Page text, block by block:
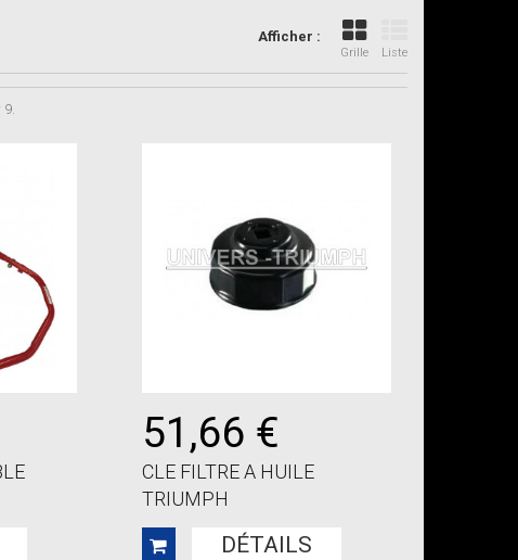
Afficher :
Grille Liste
9.
51,66 €
CLE FILTRE A HUILE
TRIUMPH
DÉTAILS